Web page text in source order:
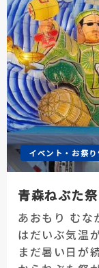
イベント・お祭り
青森ねぶた
あおもり むな
はだいぶ気温
まだ暑い日が